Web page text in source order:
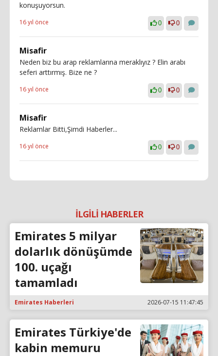
konuşuyorsun.
16 yıl önce 0 0
Misafir
Neden biz bu arap reklamlarına meraklıyız ? Elin arabı
seferi arttırmış. Bize ne ?
16 yıl önce 0 0
Misafir
Reklamlar Bitti,Şimdi Haberler...
16 yıl önce 0 0
İLGİLİ HABERLER
Emirates 5 milyar
dolarlık dönüşümde
100. uçağı
tamamladı
Emirates Haberleri 2026-07-15 11:47:45
Emirates Türkiye'de
kabin memuru